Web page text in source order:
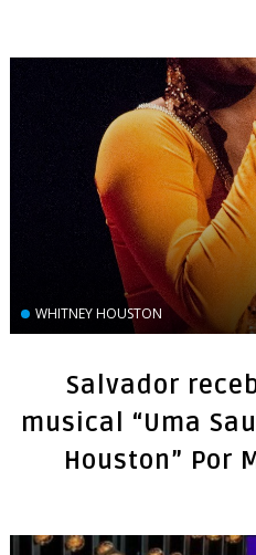
WHITNEY HOUSTON
Salvador
musical “Uma
Houston” Por